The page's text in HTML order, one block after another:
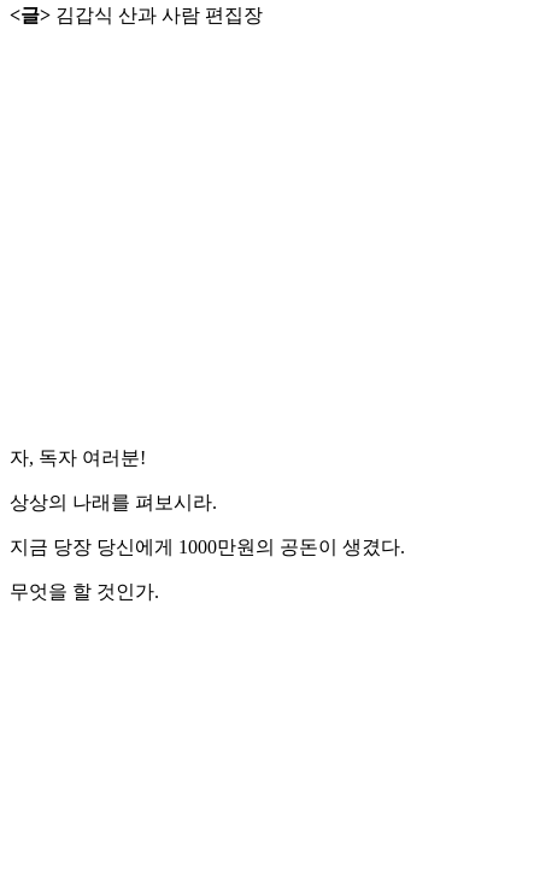
<글> 김갑식 산과 사람 편집장
자, 독자 여러분!
상상의 나래를 펴보시라.
지금 당장 당신에게 1000만원의 공돈이 생겼다.
무엇을 할 것인가.